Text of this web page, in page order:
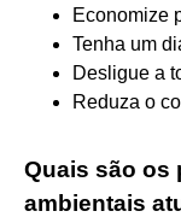
Economize
Tenha um
Desligue a
Reduza o
Quais são os
ambientais